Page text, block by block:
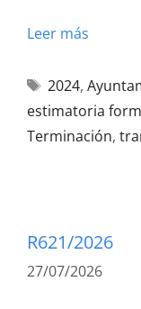
Leer más
2024,
estimatoria
Terminación,
R621/2026
27/07/2026